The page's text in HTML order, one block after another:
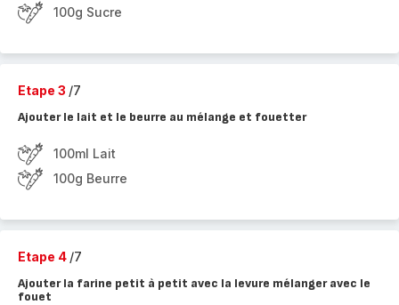
100g Sucre
Etape 3 /7
Ajouter le lait et le beurre au mélange et fouetter
100ml Lait
100g Beurre
Etape 4 /7
Ajouter la farine petit à petit avec la levure mélanger avec le
fouet